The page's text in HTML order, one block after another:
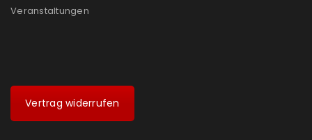
Veranstaltungen
Vertrag widerrufen